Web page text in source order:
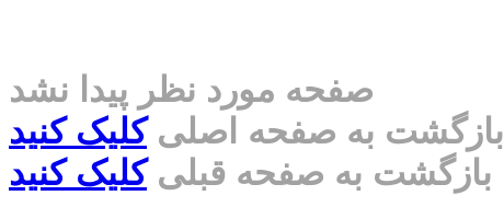
صفحه مورد نظر پیدا نشد
بازگشت به صفحه اصلیکلیک کنید
بازگشت به صفحه قبلیکلیک کنید